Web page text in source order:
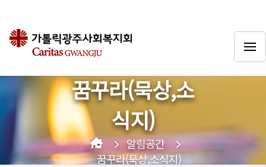
꿈꾸라(묵상,소
식지)
알림공간
꿈꾸라(묵상,소식지)